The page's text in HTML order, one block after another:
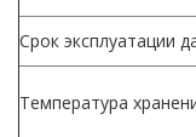
Срок эксплуатации
Температура